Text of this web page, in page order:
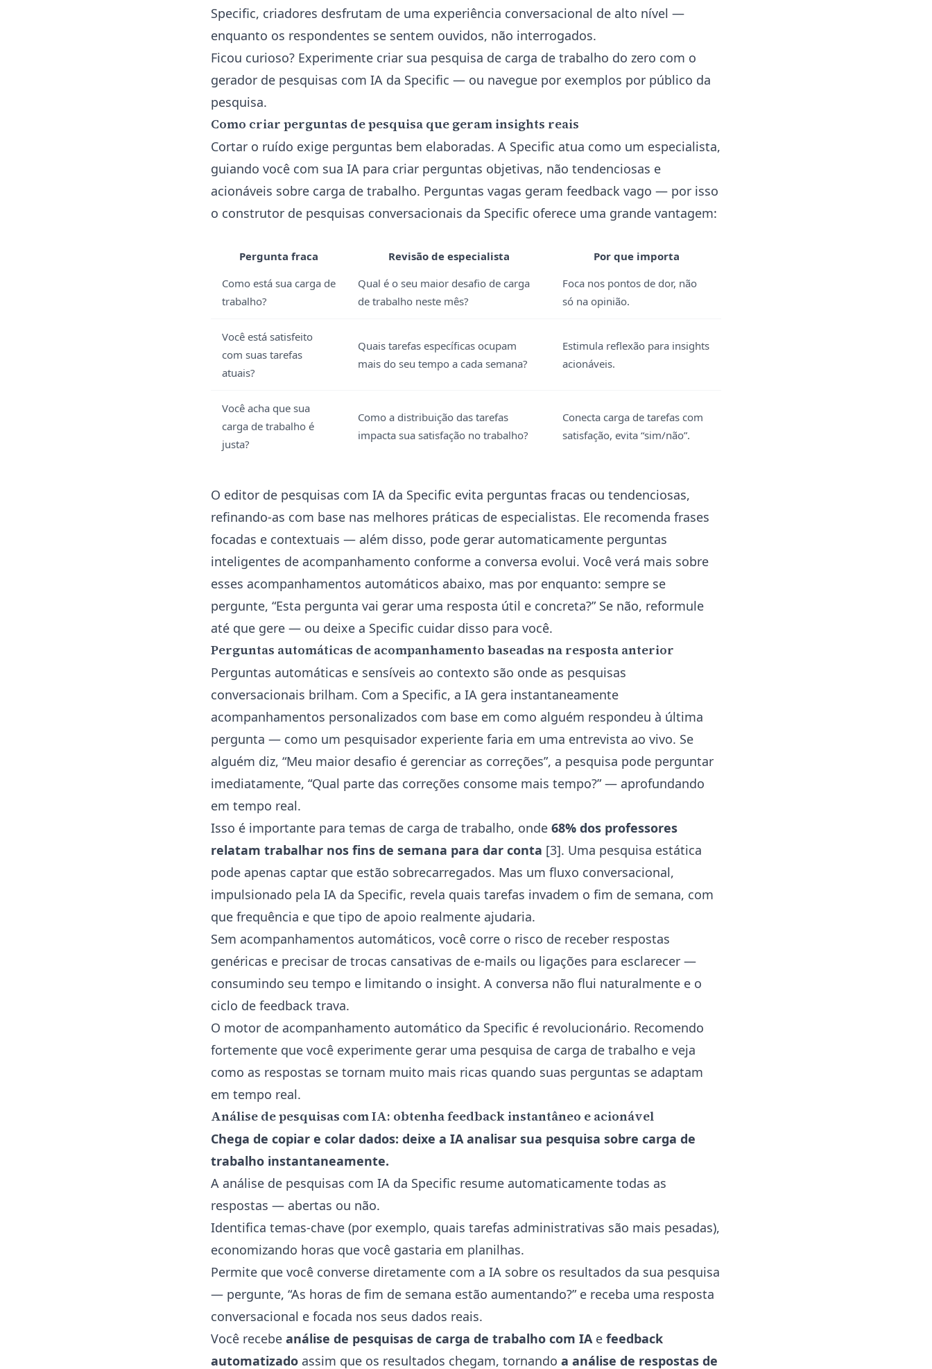
Specific, criadores desfrutam de uma experiência conversacional de alto nível —
enquanto os respondentes se sentem ouvidos, não interrogados.
Ficou curioso? Experimente criar sua pesquisa de carga de trabalho do zero com o
gerador de pesquisas com IA da Specific — ou navegue por exemplos por público da
pesquisa.
Como criar perguntas de pesquisa que geram insights reais
Cortar o ruído exige perguntas bem elaboradas. A Specific atua como um especialista,
guiando você com sua IA para criar perguntas objetivas, não tendenciosas e
acionáveis sobre carga de trabalho. Perguntas vagas geram feedback vago — por isso
o construtor de pesquisas conversacionais da Specific oferece uma grande vantagem:
Pergunta fraca Revisão de especialista
Por que importa
Como está sua carga de
trabalho?
Qual é o seu maior desafio de carga
de trabalho neste mês?
Foca nos pontos de dor, não
só na opinião.
Você está satisfeito
com suas tarefas
atuais?
Quais tarefas específicas ocupam
mais do seu tempo a cada semana?
Estimula reflexão para insights
acionáveis.
Você acha que sua
carga de trabalho é
justa?
Como a distribuição das tarefas
impacta sua satisfação no trabalho?
Conecta carga de tarefas com
satisfação, evita “sim/não”.
O editor de pesquisas com IA da Specific evita perguntas fracas ou tendenciosas,
refinando-as com base nas melhores práticas de especialistas. Ele recomenda frases
focadas e contextuais — além disso, pode gerar automaticamente perguntas
inteligentes de acompanhamento conforme a conversa evolui. Você verá mais sobre
esses acompanhamentos automáticos abaixo, mas por enquanto: sempre se
pergunte, “Esta pergunta vai gerar uma resposta útil e concreta?” Se não, reformule
até que gere — ou deixe a Specific cuidar disso para você.
Perguntas automáticas de acompanhamento baseadas na resposta anterior
Perguntas automáticas e sensíveis ao contexto são onde as pesquisas
conversacionais brilham. Com a Specific, a IA gera instantaneamente
acompanhamentos personalizados com base em como alguém respondeu à última
pergunta — como um pesquisador experiente faria em uma entrevista ao vivo. Se
alguém diz, “Meu maior desafio é gerenciar as correções”, a pesquisa pode perguntar
imediatamente, “Qual parte das correções consome mais tempo?” — aprofundando
em tempo real.
Isso é importante para temas de carga de trabalho, onde 68% dos professores
relatam trabalhar nos fins de semana para dar conta [3]. Uma pesquisa estática
pode apenas captar que estão sobrecarregados. Mas um fluxo conversacional,
impulsionado pela IA da Specific, revela quais tarefas invadem o fim de semana, com
que frequência e que tipo de apoio realmente ajudaria.
Sem acompanhamentos automáticos, você corre o risco de receber respostas
genéricas e precisar de trocas cansativas de e-mails ou ligações para esclarecer —
consumindo seu tempo e limitando o insight. A conversa não flui naturalmente e o
ciclo de feedback trava.
O motor de acompanhamento automático da Specific é revolucionário. Recomendo
fortemente que você experimente gerar uma pesquisa de carga de trabalho e veja
como as respostas se tornam muito mais ricas quando suas perguntas se adaptam
em tempo real.
Análise de pesquisas com IA: obtenha feedback instantâneo e acionável
Chega de copiar e colar dados: deixe a IA analisar sua pesquisa sobre carga de
trabalho instantaneamente.
A análise de pesquisas com IA da Specific resume automaticamente todas as
respostas — abertas ou não.
Identifica temas-chave (por exemplo, quais tarefas administrativas são mais pesadas),
economizando horas que você gastaria em planilhas.
Permite que você converse diretamente com a IA sobre os resultados da sua pesquisa
— pergunte, “As horas de fim de semana estão aumentando?” e receba uma resposta
conversacional e focada nos seus dados reais.
Você recebe análise de pesquisas de carga de trabalho com IAe feedback
automatizado assim que os resultados chegam, tornando a análise de respostas de